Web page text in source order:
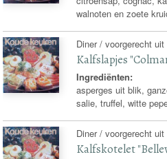
walnoten en zoete
Diner / voorgerecht uit
Kalfslapjes
Ingrediënten:
asperges uit blik,
salie, truffel, witte
Diner / voorgerecht uit
Kalfskotelet